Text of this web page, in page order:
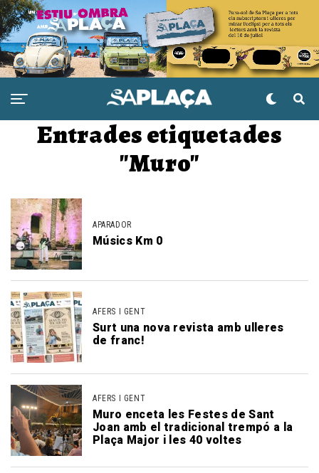
Entrades etiquetades
"Muro"
APARADOR
Músics Km 0
AFERS I GENT
Surt una nova revista amb ulleres
de franc!
AFERS I GENT
Muro enceta les Festes de Sant
Joan amb el tradicional trempó a la
Plaça Major i les 40 voltes